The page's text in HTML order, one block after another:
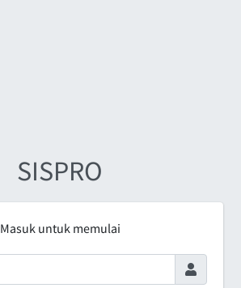
SISPRO
Masuk untuk memulai